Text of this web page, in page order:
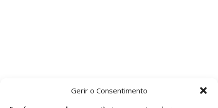
Gerir o Consentimento